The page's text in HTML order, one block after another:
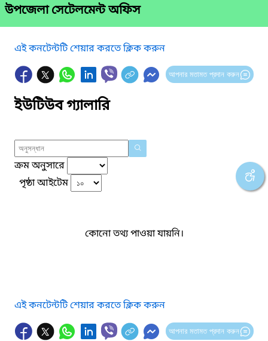
উপজেলা সেটেলমেন্ট অফিস
এই কনটেন্টটি শেয়ার করতে ক্লিক করুন
আপনার মতামত প্রদান করুন
ইউটিউব গ্যালারি
ক্রম অনুসারে
পৃষ্ঠা আইটেম
কোনো তথ্য পাওয়া যায়নি।
এই কনটেন্টটি শেয়ার করতে ক্লিক করুন
আপনার মতামত প্রদান করুন